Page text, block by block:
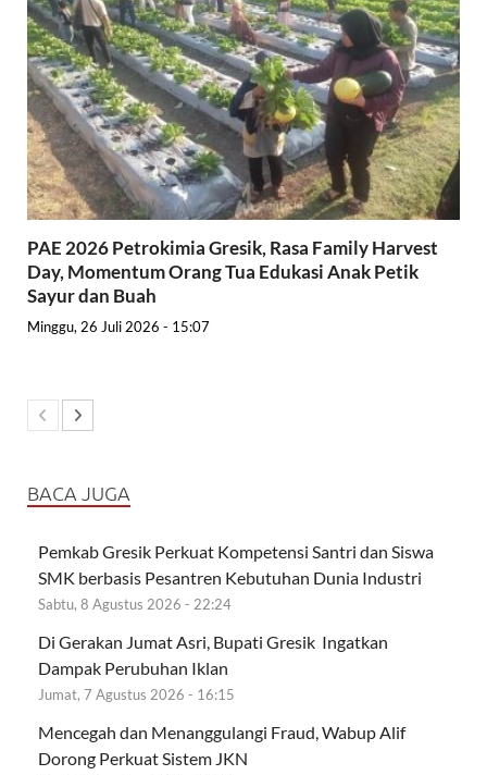
PAE 2026 Petrokimia Gresik, Rasa Family Harvest
Day, Momentum Orang Tua Edukasi Anak Petik
Sayur dan Buah
Minggu, 26 Juli 2026 - 15:07
BACA JUGA
Pemkab Gresik Perkuat Kompetensi Santri dan Siswa
SMK berbasis Pesantren Kebutuhan Dunia Industri
Sabtu, 8 Agustus 2026 - 22:24
Di Gerakan Jumat Asri, Bupati Gresik Ingatkan
Dampak Perubuhan Iklan
Jumat, 7 Agustus 2026 - 16:15
Mencegah dan Menanggulangi Fraud, Wabup Alif
Dorong Perkuat Sistem JKN